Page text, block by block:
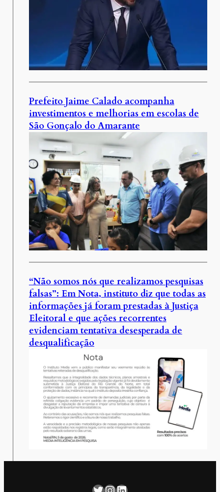
Prefeito Jaime Calado acompanha
investimentos e melhorias em escolas de
São Gonçalo do Amarante
“Não somos nós que realizamos pesquisas
falsas”: Em Nota, instituto diz que todas as
informações já foram prestadas à Justiça
Eleitoral e que ações recorrentes
evidenciam tentativa desesperada de
desqualificação